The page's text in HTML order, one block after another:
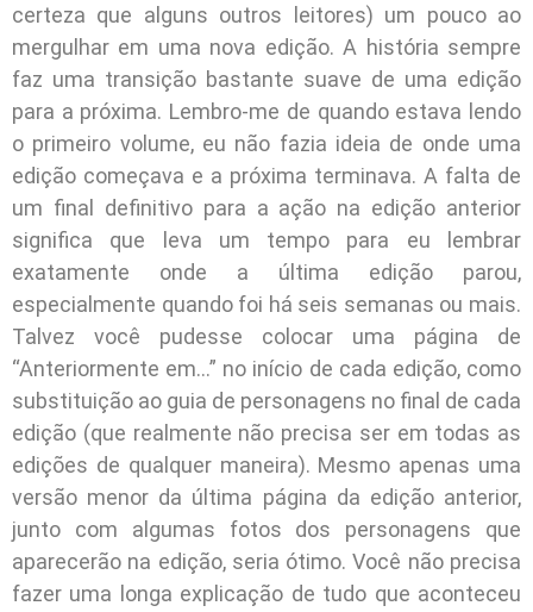
certeza que alguns outros leitores) um pouco ao
mergulhar em uma nova edição. A história sempre
faz uma transição bastante suave de uma edição
para a próxima. Lembro-me de quando estava lendo
o primeiro volume, eu não fazia ideia de onde uma
edição começava e a próxima terminava. A falta de
um final definitivo para a ação na edição anterior
significa que leva um tempo para eu lembrar
exatamente onde a última edição parou,
especialmente quando foi há seis semanas ou mais.
Talvez você pudesse colocar uma página de
“Anteriormente em…” no início de cada edição, como
substituição ao guia de personagens no final de cada
edição (que realmente não precisa ser em todas as
edições de qualquer maneira). Mesmo apenas uma
versão menor da última página da edição anterior,
junto com algumas fotos dos personagens que
aparecerão na edição, seria ótimo. Você não precisa
fazer uma longa explicação de tudo que aconteceu